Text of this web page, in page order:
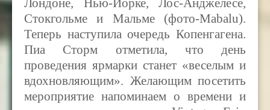
Стокгольме и Мальме (фото-Mabalu).
Теперь наступила очередь Копенгагена.
Пиа Сторм отметила, что день
проведения ярмарки станет «веселым и
вдохновляющим». Желающим посетить
мероприятие напоминаем о времени и